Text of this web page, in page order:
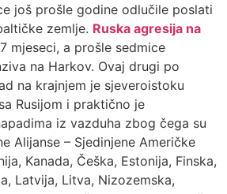
još prošle godine odlučile poslati
zemlje. Ruska agresija na
mjeseci, a prošle sedmice
na Harkov. Ovaj drugi po
na krajnjem je sjeveroistoku
Rusijom i praktično je
iz vazduha zbog čega su
Alijanse – Sjedinjene Američke
Kanada, Češka, Estonija, Finska,
Latvija, Litva, Nizozemska,